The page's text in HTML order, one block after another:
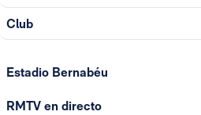
Club
Estadio Bernabéu
RMTV en directo